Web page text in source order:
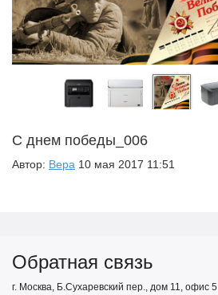
С днем победы_006
Автор: Вера 10 мая 2017 11:51
Обратная связь
г. Москва, Б.Сухаревский пер., дом 11, офис 5